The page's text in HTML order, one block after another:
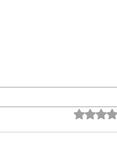
Noté 0